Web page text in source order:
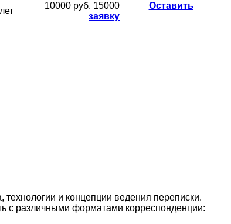
10000 руб.15000
Оставить
заявку
и концепции ведения переписки.
с различными форматами корреспонденции: